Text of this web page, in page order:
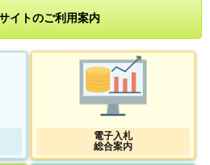
イトのご利用案内
電子入札
総合案内